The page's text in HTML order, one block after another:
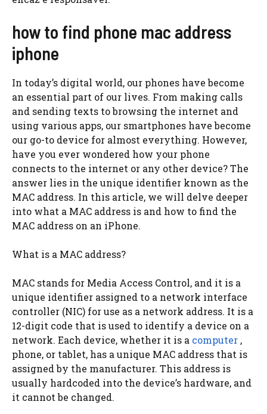
how to find phone mac address
iphone
In today’s digital world, our phones have become
an essential part of our lives. From making calls
and sending texts to browsing the internet and
using various apps, our smartphones have become
our go-to device for almost everything. However,
have you ever wondered how your phone
connects to the internet or any other device? The
answer lies in the unique identifier known as the
MAC address. In this article, we will delve deeper
into what a MAC address is and how to find the
MAC address on an iPhone.
What is a MAC address?
MAC stands for Media Access Control, and it is a
unique identifier assigned to a network interface
controller (NIC) for use as a network address. It is a
12-digit code that is used to identify a device on a
network. Each device, whether it is a computer ,
phone, or tablet, has a unique MAC address that is
assigned by the manufacturer. This address is
usually hardcoded into the device’s hardware, and
it cannot be changed.